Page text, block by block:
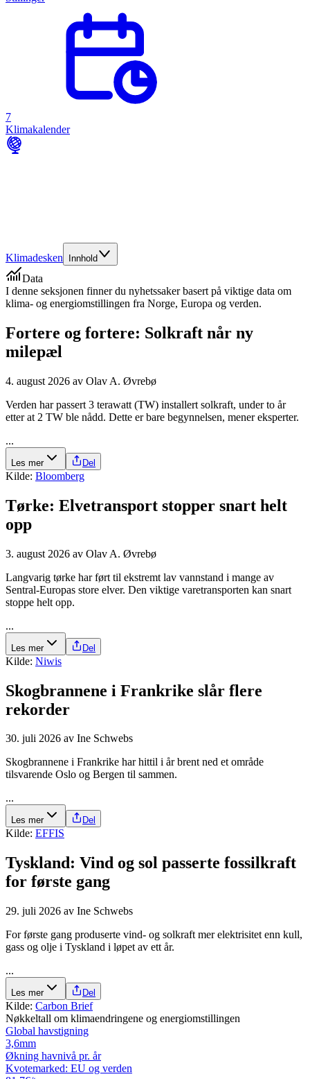
7
Klimakalender
Klimadesken Innhold
Data
I denne seksjonen finner du nyhetssaker basert på viktige data om
klima- og energiomstillingen fra Norge, Europa og verden.
Fortere og fortere: Solkraft når ny
milepæl
4. august 2026 av Olav A. Øvrebø
Verden har passert 3 terawatt (TW) installert solkraft, under to år
etter at 2 TW ble nådd. Dette er bare begynnelsen, mener eksperter.
...
Les mer Del
Kilde: Bloomberg
Tørke: Elve­transport stopper snart helt
opp
3. august 2026 av Olav A. Øvrebø
Langvarig tørke har ført til ekstremt lav vannstand i mange av
Sentral-Europas store elver. Den viktige varetransporten kan snart
stoppe helt opp.
...
Les mer Del
Kilde: Niwis
Skogbrannene i Frankrike slår flere
rekorder
30. juli 2026 av Ine Schwebs
Skogbrannene i Frankrike har hittil i år brent ned et område
tilsvarende Oslo og Bergen til sammen.
...
Les mer Del
Kilde: EFFIS
Tyskland: Vind og sol passerte fossilkraft
for første gang
29. juli 2026 av Ine Schwebs
For første gang produserte vind- og solkraft mer elektrisitet enn kull,
gass og olje i Tyskland i løpet av ett år.
...
Les mer Del
Kilde: Carbon Brief
Nøkkeltall om klimaendringene og energiomstillingen
Global havstigning
3,6mm
Økning havnivå pr. år
Kvotemarked: EU og verden